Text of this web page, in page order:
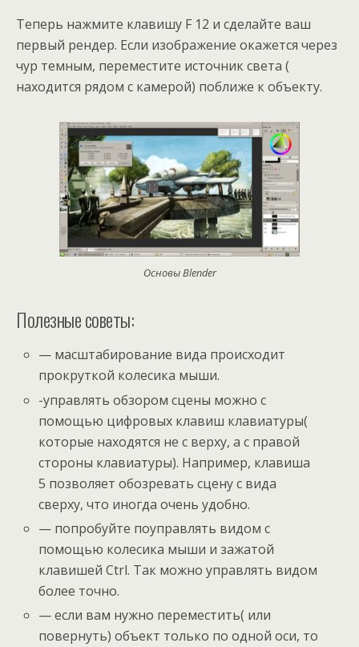
Теперь нажмите клавишу F 12 и сделайте ваш
первый рендер. Если изображение окажется через
чур темным, переместите источник света (
находится рядом с камерой) поближе к объекту.
Основы Blender
Полезные советы:
— масштабирование вида происходит
прокруткой колесика мыши.
-управлять обзором сцены можно с
помощью цифровых клавиш клавиатуры(
которые находятся не с верху, а с правой
стороны клавиатуры). Например, клавиша
5 позволяет обозревать сцену с вида
сверху, что иногда очень удобно.
— попробуйте поуправлять видом с
помощью колесика мыши и зажатой
клавишей Ctrl. Так можно управлять видом
более точно.
— если вам нужно переместить( или
повернуть) объект только по одной оси, то